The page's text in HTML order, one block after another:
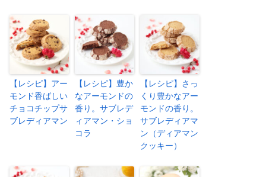
【レシピ】アー
モンド香ばしい
チョコチップサ
ブレディアマン
【レシピ】豊か
なアーモンドの
香り。サブレデ
ィアマン・ショ
コラ
【レシピ】さっ
くり豊かなアー
モンドの香り。
サブレディアマ
ン（ディアマン
クッキー）